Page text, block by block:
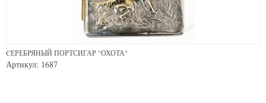
CЕРЕБРЯНЫЙ ПОРТСИГАР "ОХОТА"
Артикул: 1687